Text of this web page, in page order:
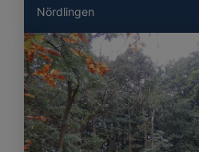
Nördlingen